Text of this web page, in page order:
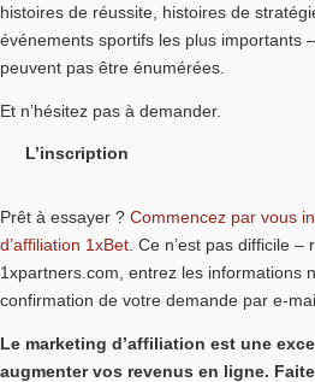
histoires de réussite, histoires de
événements sportifs les plus importants
peuvent pas être énumérées.
Et n’hésitez pas à demander.
L’inscription
Prêt à essayer ? Commencez par vous
d’affiliation 1xBet. Ce n’est pas difficile –
1xpartners.com, entrez les informations
confirmation de votre demande par e-
Le marketing d’affiliation est une
augmenter vos revenus en ligne.